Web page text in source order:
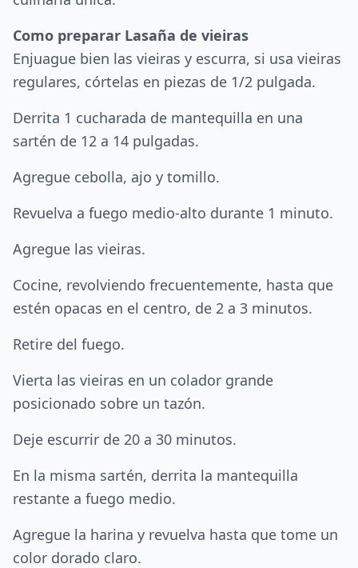
Como preparar Lasaña de vieiras
Enjuague bien las vieiras y escurra, si usa vieiras
regulares, córtelas en piezas de 1/2 pulgada.
Derrita 1 cucharada de mantequilla en una
sartén de 12 a 14 pulgadas.
Agregue cebolla, ajo y tomillo.
Revuelva a fuego medio-alto durante 1 minuto.
Agregue las vieiras.
Cocine, revolviendo frecuentemente, hasta que
estén opacas en el centro, de 2 a 3 minutos.
Retire del fuego.
Vierta las vieiras en un colador grande
posicionado sobre un tazón.
Deje escurrir de 20 a 30 minutos.
En la misma sartén, derrita la mantequilla
restante a fuego medio.
Agregue la harina y revuelva hasta que tome un
color dorado claro.